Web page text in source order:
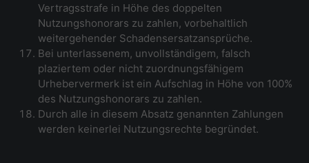
Vertragsstrafe in Höhe des doppelten
Nutzungshonorars zu zahlen, vorbehaltlich
weitergehender Schadensersatzansprüche.
Bei unterlassenem, unvollständigem, falsch
plaziertem oder nicht zuordnungsfähigem
Urhebervermerk ist ein Aufschlag in Höhe von 100%
des Nutzungshonorars zu zahlen.
Durch alle in diesem Absatz genannten Zahlungen
werden keinerlei Nutzungsrechte begründet.